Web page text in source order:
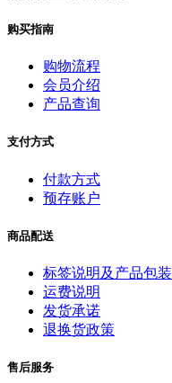
购买指南
购物流程
会员介绍
产品查询
支付方式
付款方式
预存账户
商品配送
标签说明及产品包装
运费说明
发货承诺
退换货政策
售后服务